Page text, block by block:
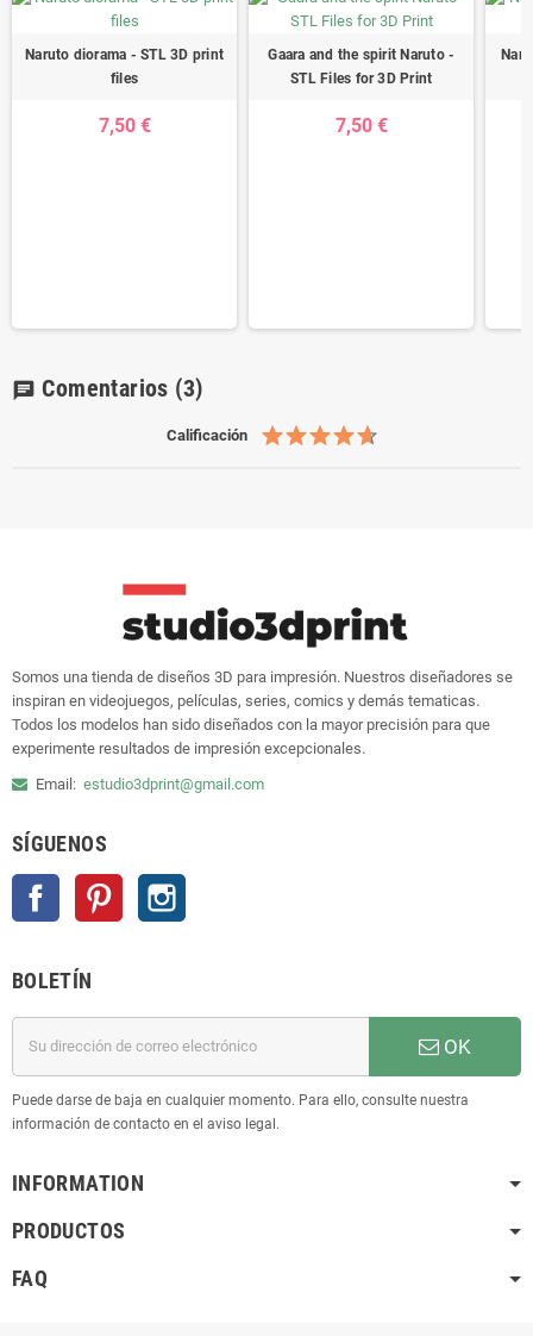
Naruto diorama - STL 3D print
files
7,50 €
Gaara and the spirit Naruto -
STL Files for 3D Print
7,50 €
chat Comentarios (3)
Calificación
Somos una tienda de diseños 3D para impresión. Nuestros diseñadores se
inspiran en videojuegos, películas, series, comics y demás tematicas.
Todos los modelos han sido diseñados con la mayor precisión para que
experimente resultados de impresión excepcionales.
Email: estudio3dprint@gmail.com
SÍGUENOS
Facebook Pinterest
BOLETÍN
OK
Puede darse de baja en cualquier momento. Para ello, consulte nuestra
información de contacto en el aviso legal.
INFORMATION
PRODUCTOS
FAQ